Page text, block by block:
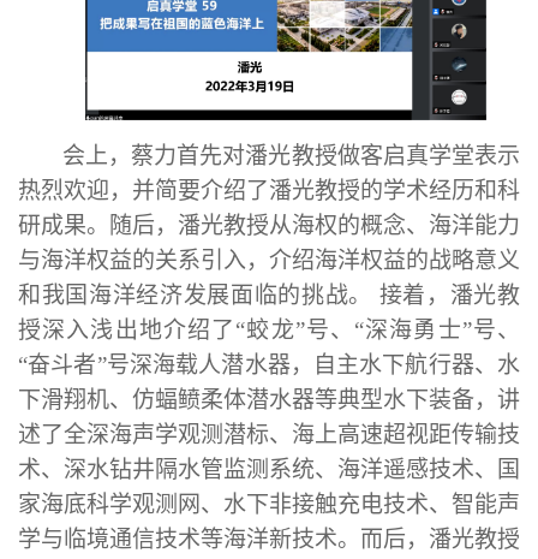
会上，蔡力首先对潘光教授做客启真学堂表示
热烈欢迎，并简要介绍了潘光教授的学术经历和科
研成果。随后，潘光教授从海权的概念、海洋能力
与海洋权益的关系引入，介绍海洋权益的战略意义
和我国海洋经济发展面临的挑战。 接着，潘光教
授深入浅出地介绍了“蛟龙”号、“深海勇士”号、
“奋斗者”号深海载人潜水器，自主水下航行器、水
下滑翔机、仿蝠鲼柔体潜水器等典型水下装备，讲
述了全深海声学观测潜标、海上高速超视距传输技
术、深水钻井隔水管监测系统、海洋遥感技术、国
家海底科学观测网、水下非接触充电技术、智能声
学与临境通信技术等海洋新技术。而后，潘光教授